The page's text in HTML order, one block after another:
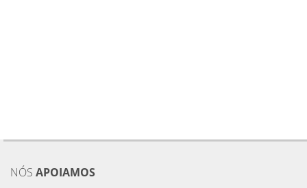
NÓS APOIAMOS